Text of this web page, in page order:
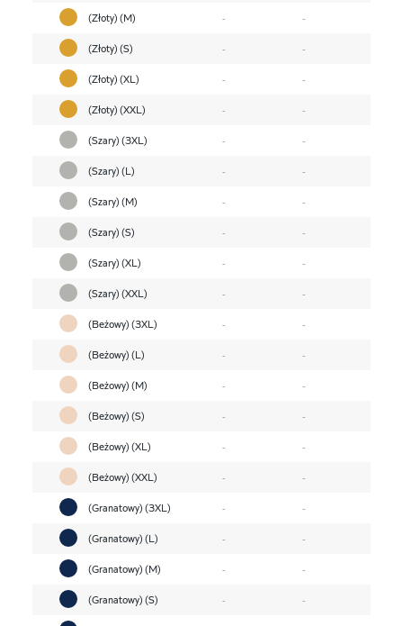
(Złoty) (M)
-
-
(Złoty) (S)
-
-
(Złoty) (XL)
-
-
(Złoty) (XXL)
-
-
(Szary) (3XL)
-
-
(Szary) (L)
-
-
(Szary) (M)
-
-
(Szary) (S)
-
-
(Szary) (XL)
-
-
(Szary) (XXL)
-
-
(Beżowy) (3XL)
-
-
(Beżowy) (L)
-
-
(Beżowy) (M)
-
-
(Beżowy) (S)
-
-
(Beżowy) (XL)
-
-
(Beżowy) (XXL)
-
-
(Granatowy) (3XL)
-
-
(Granatowy) (L)
-
-
(Granatowy) (M)
-
-
(Granatowy) (S)
-
-